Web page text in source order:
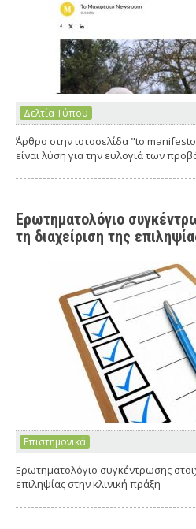
Δελτία Τύπου
΄Άρθρο στην ιστοσελίδα "to
είναι λύση για την ευλογιά των
Ερωτηματολόγιο
τη διαχείριση της
Επιστημονικά
Ερωτηματολόγιο συγκέντρωσης
επιληψίας στην κλινική πράξη